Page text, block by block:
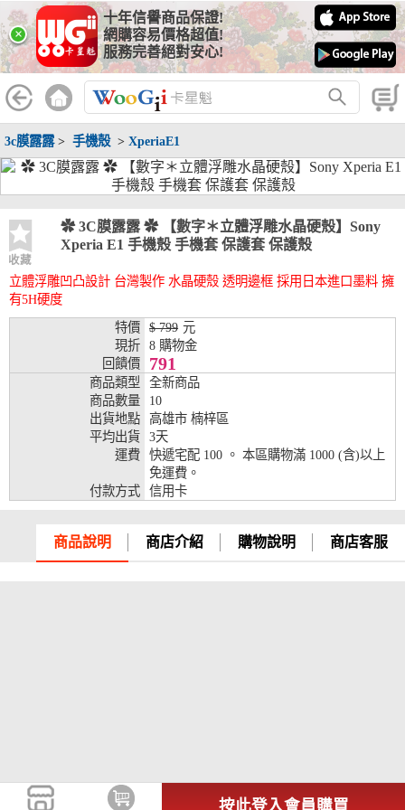
×
十年信譽商品保證!
網購容易價格超值!
服務完善絕對安心!
3c膜露露> 手機殼> XperiaE1
收藏
✿ 3C膜露露 ✿ 【數字＊立體浮雕水晶硬殼】Sony
Xperia E1 手機殼 手機套 保護套 保護殼
立體浮雕凹凸設計 台灣製作 水晶硬殼 透明邊框 採用日本進口墨料 擁
有5H硬度
特價
$ 799 元
現折
8 購物金
回饋價
791
商品類型
全新商品
商品數量
10
出貨地點
高雄市 楠梓區
平均出貨
3天
運費
快遞宅配 100 。 本區購物滿 1000 (含)以上
免運費。
付款方式
信用卡
商品說明 商店介紹 購物說明 商店客服
按此登入會員購買
線上分期銀行
WooGii 與 綠界 合作，『信用卡分期付款』 與 『信用卡零利率
分期付款』 的配合銀行如下：
分期期數 提供分期之銀行
兆豐銀行、合作金庫、第一銀行、華南銀行、
彰化銀行、上海銀行、富邦銀行、國泰世華、
台灣企銀、台中銀行、匯豐銀行、華泰銀行、
銀、元大銀行、永豐銀行、玉山銀行、凱基銀
行、星展銀行、台新銀行、安泰銀行、中國信
兆豐銀行、合作金庫、第一銀行、華南銀行、
台灣企銀、台中銀行、匯豐銀行、華泰銀行、
臺灣新光銀行、陽信銀行、聯邦銀行、遠東商
銀、元大銀行、永豐銀行、玉山銀行、凱基銀
行、星展銀行、台新銀行、安泰銀行、中國信
託、台灣樂天、三信商銀
兆豐銀行、合作金庫、第一銀行、華南銀行、
彰化銀行、上海銀行、富邦銀行、國泰世華、
台灣企銀、台中銀行、匯豐銀行、華泰銀行、
臺灣新光銀行、陽信銀行、聯邦銀行、遠東商
銀、元大銀行、永豐銀行、玉山銀行、凱基銀
託、台灣樂天、三信商銀
兆豐銀行、合作金庫、第一銀行、華南銀行、